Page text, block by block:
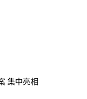
集中亮相